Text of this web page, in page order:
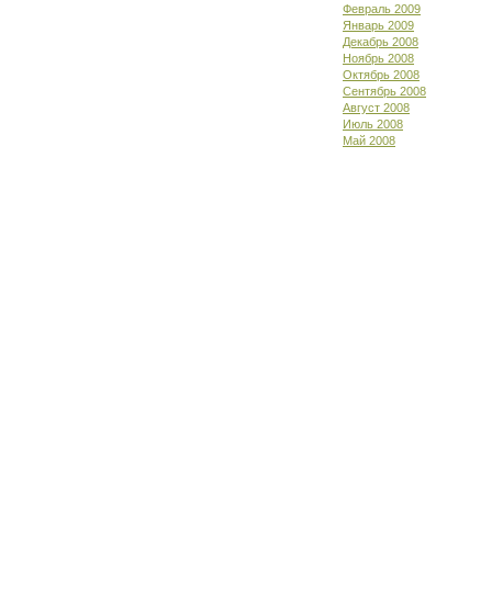
Февраль 2009
Январь 2009
Декабрь 2008
Ноябрь 2008
Октябрь 2008
Сентябрь 2008
Август 2008
Июль 2008
Май 2008